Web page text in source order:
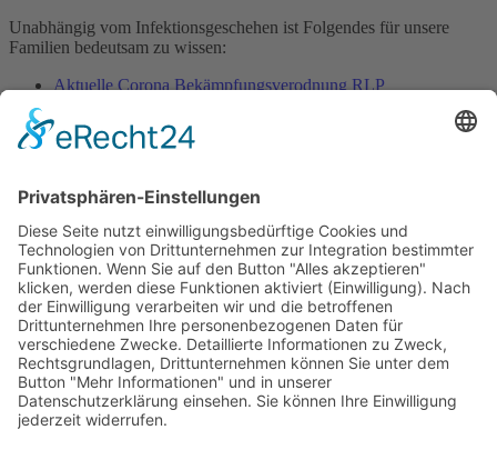
Unabhängig vom Infektionsgeschehen ist Folgendes für unsere
Familien bedeutsam zu wissen:
Aktuelle Corona Bekämpfungsverodnung RLP
Elterninformation des Landesjugendamtes vom 5.11.2020
Wir wünschen Ihnen ein gutes Kitajhr 2020/ 2021 und eine gute
Zeit mit viel Gesundheit.
Zurück
Kitas
Übersicht
Über uns
Struktur
Team